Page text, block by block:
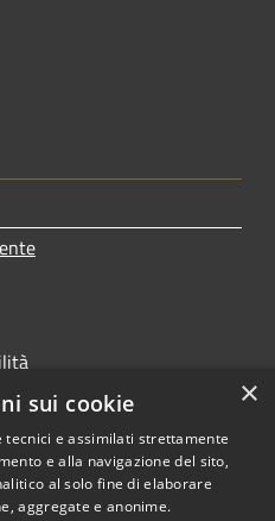
Copyright © 2026 • Comune di
Terralba • Powered by
×
sui cookie
tecnici e assimilati strettamente
e alla navigazione del sito,
al solo fine di elaborare
aggregate e anonime.